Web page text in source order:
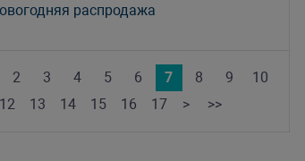
распродажа
2 3 4 5 6 7 8 9
10
12 13 14 15 16 17 > >>